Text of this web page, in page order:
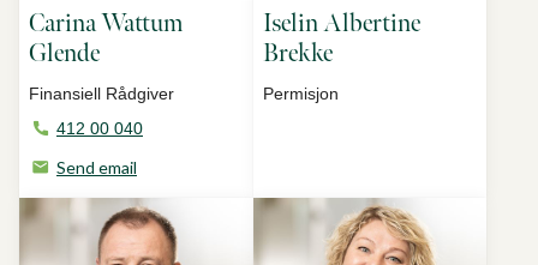
Carina Wattum
Glende
Finansiell Rådgiver
412 00 040
Send email
Iselin Albertine
Brekke
Permisjon